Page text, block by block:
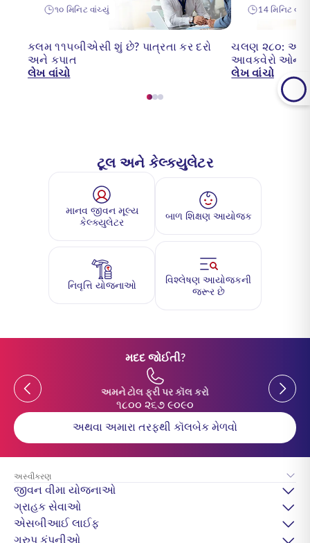
૧૦ મિનિટ વાંચ્યું
કલમ ૧૧૫બીએસી શું છે? પાત્રતા કર દરો
અને કપાત
લેખ વાંચો
14 મિનિટ
ચલણ ૨૮૦:
આવકવેરો
લેખ વાંચો
ટૂલ અને કેલ્ક્યુલેટર
માનવ જીવન મૂલ્ય
કેલ્ક્યુલેટર
બાળ શિક્ષણ આયોજક
નિવૃત્તિ યોજનાઓ
વિશ્લેષણ આયોજકની
જરૂર છે
મદદ જોઈતી?
Previous
અમને ટોલ ફ્રી પર કૉલ કરો
૧૮૦૦ ૨૬૭ ૯૦૯૦
Previous
અથવા અમારા તરફથી કૉલબેક મેળવો
અસ્વીકરણ
જીવન વીમા યોજનાઓ
ગ્રાહક સેવાઓ
એસબીઆઈ લાઈફ
ગ્રુપ કંપનીઓ